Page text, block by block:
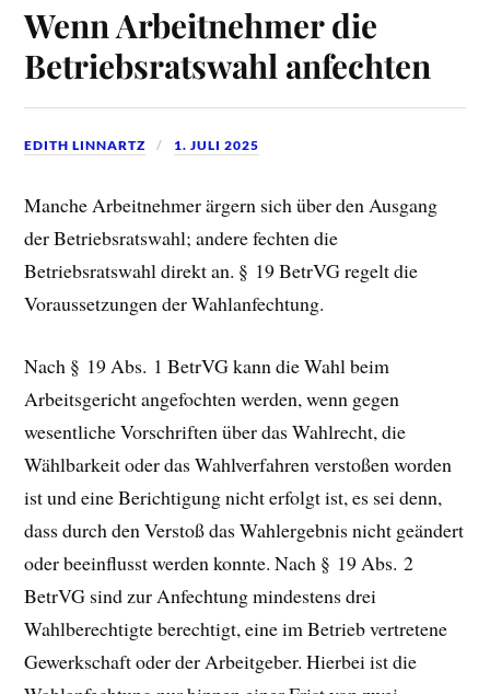
Wenn Arbeitnehmer die
Betriebsratswahl anfechten
EDITH LINNARTZ 1. JULI 2025
Manche Arbeitnehmer ärgern sich über den Ausgang
der Betriebsratswahl; andere fechten die
Betriebsratswahl direkt an. § 19 BetrVG regelt die
Voraussetzungen der Wahlanfechtung.
Nach § 19 Abs. 1 BetrVG kann die Wahl beim
Arbeitsgericht angefochten werden, wenn gegen
wesentliche Vorschriften über das Wahlrecht, die
Wählbarkeit oder das Wahlverfahren verstoßen worden
ist und eine Berichtigung nicht erfolgt ist, es sei denn,
dass durch den Verstoß das Wahlergebnis nicht geändert
oder beeinflusst werden konnte. Nach § 19 Abs. 2
BetrVG sind zur Anfechtung mindestens drei
Wahlberechtigte berechtigt, eine im Betrieb vertretene
Gewerkschaft oder der Arbeitgeber. Hierbei ist die